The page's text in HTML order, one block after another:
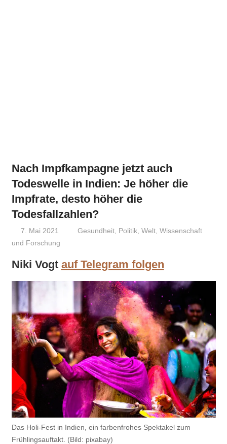
Nach Impfkampagne jetzt auch
Todeswelle in Indien: Je höher die
Impfrate, desto höher die
Todesfallzahlen?
7. Mai 2021 Niki Vogt
Gesundheit, Politik,Welt,Wissenschaft
und Forschung
Niki Vogt auf Telegram folgen
Das Holi-Fest in Indien, ein farbenfrohes Spektakel zum
Frühlingsauftakt. (Bild: pixabay)